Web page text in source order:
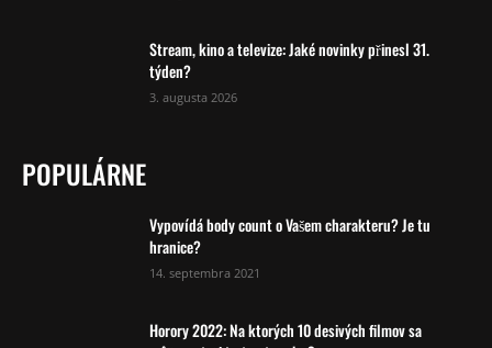
Stream, kino a televize: Jaké novinky přinesl 31.
týden?
3. augusta 2026
POPULÁRNE
Vypovídá body count o Vašem charakteru? Je tu
hranice?
14. septembra 2021
Horory 2022: Na ktorých 10 desivých filmov sa